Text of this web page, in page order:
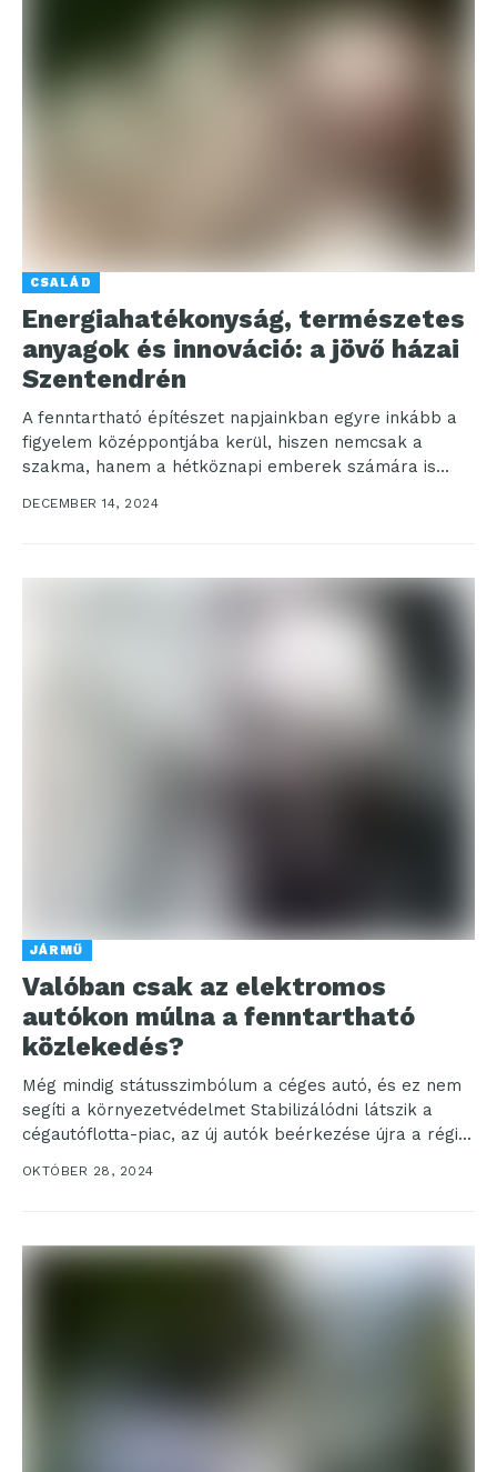
CSALÁD
Energiahatékonyság, természetes
anyagok és innováció: a jövő házai
Szentendrén
A fenntartható építészet napjainkban egyre inkább a
figyelem középpontjába kerül, hiszen nemcsak a
szakma, hanem a hétköznapi emberek számára is
DECEMBER 14, 2024
JÁRMŰ
Valóban csak az elektromos
autókon múlna a fenntartható
közlekedés?
Még mindig státusszimbólum a céges autó, és ez nem
segíti a környezetvédelmet Stabilizálódni látszik a
cégautóflotta-piac, az új autók beérkezése újra a régi...
OKTÓBER 28, 2024